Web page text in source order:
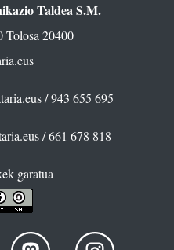
Taldea S.M.
Tolosa 20400
/ 943 655 695
/ 661 678 818
garatua